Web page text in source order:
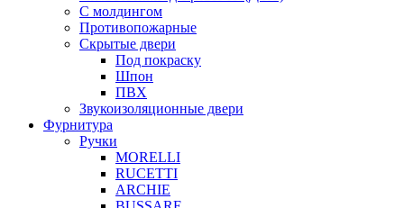
С молдингом
Противопожарные
Скрытые двери
Под покраску
Шпон
ПВХ
Звукоизоляционные двери
Фурнитура
Ручки
MORELLI
RUCETTI
ARCHIE